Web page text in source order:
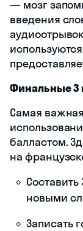
— мозг
введения
Финальные 3
Самая
балластом.
на
новыми
Записать